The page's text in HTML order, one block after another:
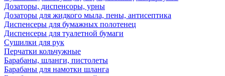
Дозаторы, диспенсоры, урны
Дозаторы для жидкого мыла, пены, антисептика
Диспенсеры для бумажных полотенец
Диспенсеры для туалетной бумаги
Сушилки для рук
Перчатки кольчужные
Барабаны, шланги, пистолеты
Барабаны для намотки шланга